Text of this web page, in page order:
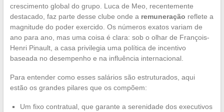
crescimento global do grupo. Luca de Meo, recentemente
destacado, faz parte desse clube onde a remuneração reflete a
magnitude do poder exercido. Os números exatos variam de
ano para ano, mas uma coisa é clara: sob o olhar de François-
Henri Pinault, a casa privilegia uma política de incentivo
baseada no desempenho e na influência internacional.
Para entender como esses salários são estruturados, aqui
estão os grandes pilares que os compõem:
Um fixo contratual, que garante a serenidade dos executivos